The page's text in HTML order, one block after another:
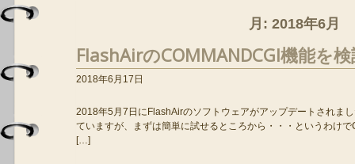
月: 2018年6月
FlashAirのCOMMANDCGI機能を
2018年6月17日
2018年5月7日にFlashAirのソフトウェアがアップデートされま
ていますが、まずは簡単に試せるところから・・・というわけ
[…]